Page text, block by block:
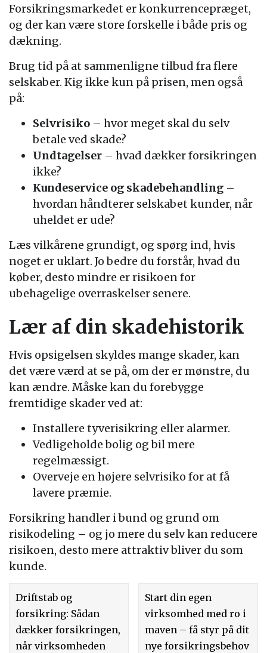
Forsikringsmarkedet er konkurrencepræget,
og der kan være store forskelle i både pris og
dækning.
Brug tid på at sammenligne tilbud fra flere
selskaber. Kig ikke kun på prisen, men også
på:
Selvrisiko – hvor meget skal du selv
betale ved skade?
Undtagelser – hvad dækker forsikringen
ikke?
Kundeservice og skadebehandling –
hvordan håndterer selskabet kunder, når
uheldet er ude?
Læs vilkårene grundigt, og spørg ind, hvis
noget er uklart. Jo bedre du forstår, hvad du
køber, desto mindre er risikoen for
ubehagelige overraskelser senere.
Lær af din skadehistorik
Hvis opsigelsen skyldes mange skader, kan
det være værd at se på, om der er mønstre, du
kan ændre. Måske kan du forebygge
fremtidige skader ved at:
Installere tyverisikring eller alarmer.
Vedligeholde bolig og bil mere
regelmæssigt.
Overveje en højere selvrisiko for at få
lavere præmie.
Forsikring handler i bund og grund om
risikodeling – og jo mere du selv kan reducere
risikoen, desto mere attraktiv bliver du som
kunde.
Driftstab og
forsikring: Sådan
dækker forsikringen,
når virksomheden
Start din egen
virksomhed med ro i
maven – få styr på dit
nye forsikringsbehov